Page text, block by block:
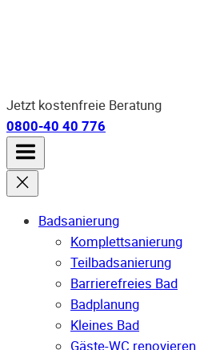
Jetzt kostenfreie Beratung
0800-40 40 776
Badsanierung
Komplettsanierung
Teilbadsanierung
Barrierefreies Bad
Badplanung
Kleines Bad
Gäste-WC renovieren